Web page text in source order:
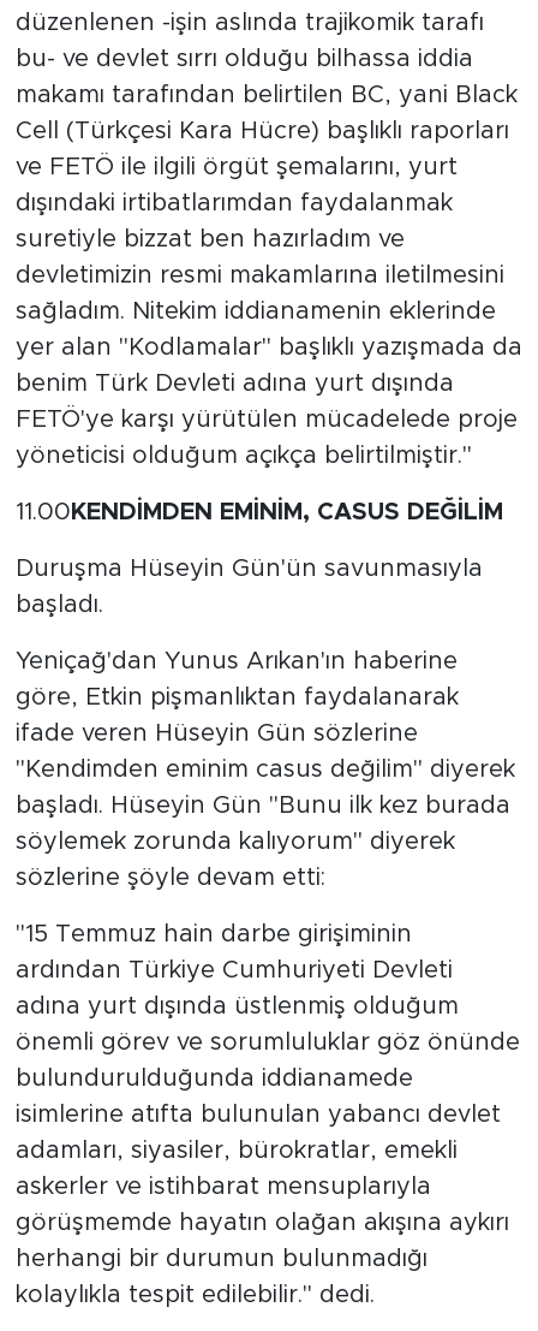
düzenlenen -işin aslında trajikomik tarafı
bu- ve devlet sırrı olduğu bilhassa iddia
makamı tarafından belirtilen BC, yani Black
Cell (Türkçesi Kara Hücre) başlıklı raporları
ve FETÖ ile ilgili örgüt şemalarını, yurt
dışındaki irtibatlarımdan faydalanmak
suretiyle bizzat ben hazırladım ve
devletimizin resmi makamlarına iletilmesini
sağladım. Nitekim iddianamenin eklerinde
yer alan "Kodlamalar" başlıklı yazışmada da
benim Türk Devleti adına yurt dışında
FETÖ'ye karşı yürütülen mücadelede proje
yöneticisi olduğum açıkça belirtilmiştir."
11.00 KENDİMDEN EMİNİM, CASUS DEĞİLİM
Duruşma Hüseyin Gün'ün savunmasıyla
başladı.
Yeniçağ'dan Yunus Arıkan'ın haberine
göre, Etkin pişmanlıktan faydalanarak
ifade veren Hüseyin Gün sözlerine
"Kendimden eminim casus değilim" diyerek
başladı. Hüseyin Gün "Bunu ilk kez burada
söylemek zorunda kalıyorum" diyerek
sözlerine şöyle devam etti:
"15 Temmuz hain darbe girişiminin
ardından Türkiye Cumhuriyeti Devleti
adına yurt dışında üstlenmiş olduğum
önemli görev ve sorumluluklar göz önünde
bulundurulduğunda iddianamede
isimlerine atıfta bulunulan yabancı devlet
adamları, siyasiler, bürokratlar, emekli
askerler ve istihbarat mensuplarıyla
görüşmemde hayatın olağan akışına aykırı
herhangi bir durumun bulunmadığı
kolaylıkla tespit edilebilir." dedi.